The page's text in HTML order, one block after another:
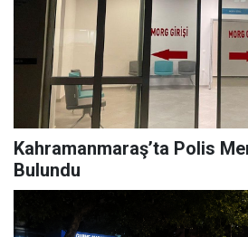
Kahramanmaraş’ta Polis
Bulundu